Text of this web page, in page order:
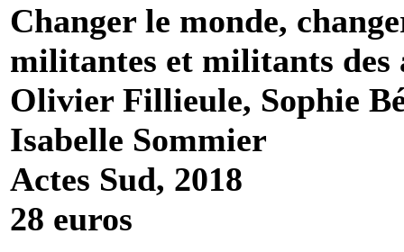
Changer le monde,
militantes et militants des
Olivier Fillieule, Sophie
Isabelle Sommier
Actes Sud, 2018
28 euros